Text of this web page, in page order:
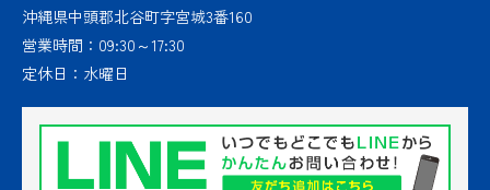
沖縄県中頭郡北谷町字宮城3番160
営業時間： 09:30～17:30
定休日： 水曜日